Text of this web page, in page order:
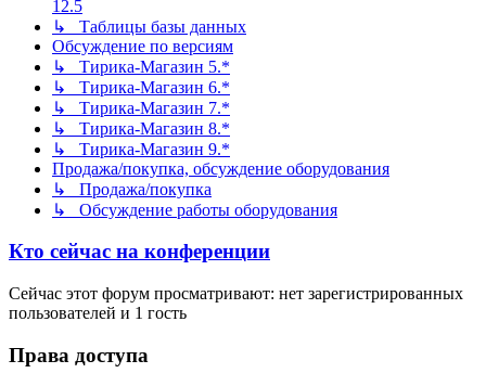
12.5
↳ Таблицы базы данных
Обсуждение по версиям
↳ Тирика-Магазин 5.*
↳ Тирика-Магазин 6.*
↳ Тирика-Магазин 7.*
↳ Тирика-Магазин 8.*
↳ Тирика-Магазин 9.*
Продажа/покупка, обсуждение оборудования
↳ Продажа/покупка
↳ Обсуждение работы оборудования
Кто сейчас на конференции
Сейчас этот форум просматривают: нет зарегистрированных
пользователей и 1 гость
Права доступа